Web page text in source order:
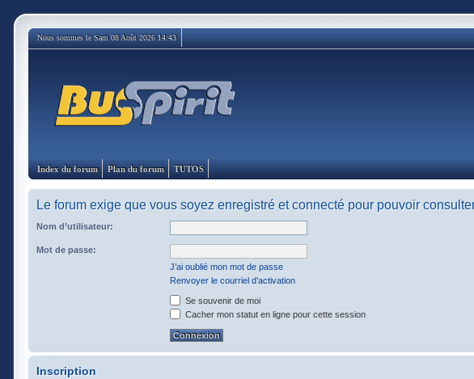
Nous sommes le Sam 08 Août 2026 14:43
Index du forum Plan du forum TUTOS
Le forum exige que vous soyez enregistré et connecté pour pouvoir
Nom d’utilisateur:
Mot de passe:
J’ai oublié mon mot de passe
Renvoyer le courriel d’activation
Se souvenir de moi
Cacher mon statut en ligne pour cette session
Inscription